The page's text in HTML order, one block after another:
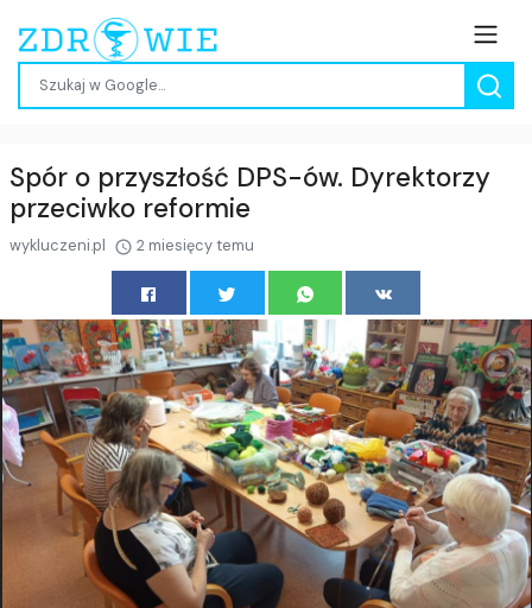
Spór o przyszłość DPS-ów. Dyrektorzy
przeciwko reformie
wykluczeni.pl 2 miesięcy temu